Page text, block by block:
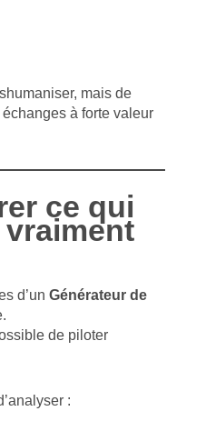
mais de
à forte valeur
ce qui
d’un Générateur de
de piloter
: